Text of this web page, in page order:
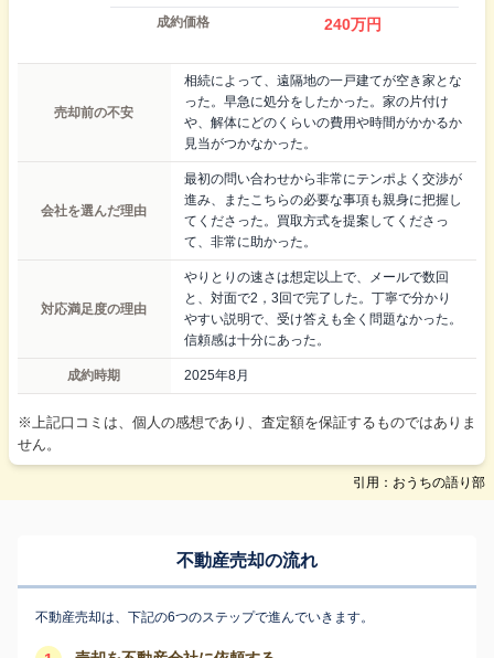
成約価格 240万円
売却前の不安
相続によって、遠隔地の一戸建てが空き家とな
った。早急に処分をしたかった。家の片付け
や、解体にどのくらいの費用や時間がかかるか
見当がつかなかった。
会社を選んだ理由
最初の問い合わせから非常にテンポよく交渉が
進み、またこちらの必要な事項も親身に把握し
てくださった。買取方式を提案してくださっ
て、非常に助かった。
対応満足度の理由
やりとりの速さは想定以上で、メールで数回
と、対面で2，3回で完了した。丁寧で分かり
やすい説明で、受け答えも全く問題なかった。
信頼感は十分にあった。
成約時期 2025年8月
※上記口コミは、個人の感想であり、査定額を保証するものではありま
せん。
引用：おうちの語り部
不動産売却の流れ
不動産売却は、下記の6つのステップで進んでいきます。